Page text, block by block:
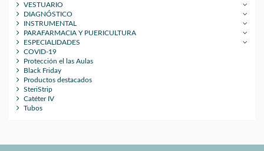
VESTUARIO
DIAGNÓSTICO
INSTRUMENTAL
PARAFARMACIA Y PUERICULTURA
ESPECIALIDADES
COVID-19
Protección el las Aulas
Black Friday
Productos destacados
SteriStrip
Catéter IV
Tubos